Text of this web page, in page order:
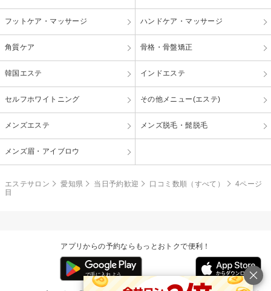
フットケア・マッサージ ハンドケア・マッサージ
角質ケア 骨格・骨盤矯正
韓国エステ インドエステ
セルフホワイトニング その他メニュー(エステ)
メンズエステ メンズ脱毛・髭脱毛
メンズ眉・アイブロウ
エステサロン 愛知県 当日予約歓迎 口コミ数順（すべて）
4ページ
目
アプリからの予約ならもっとおトクで便利！